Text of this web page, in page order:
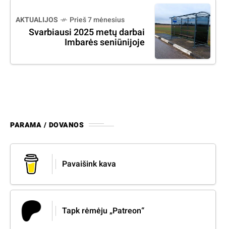
AKTUALIJOS Prieš 7 mėnesius
Svarbiausi 2025 metų darbai
Imbarės seniūnijoje
PARAMA / DOVANOS
Pavaišink kava
Tapk rėmėju „Patreon“